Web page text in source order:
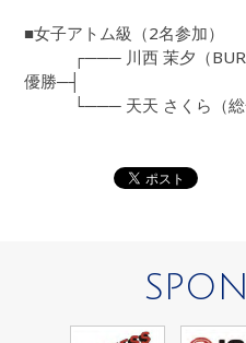
■女子アトム級（2名参加）
┌─── 川西 茉夕（
優勝─┤
└─── 天天 さくら（総合